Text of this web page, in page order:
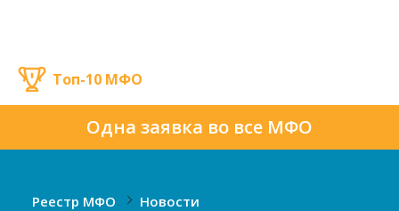
Одна заявка во все МФО
Топ-10 МФО
Реестр МФО
Новости